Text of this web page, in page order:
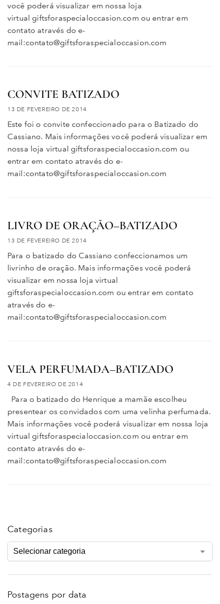
você poderá visualizar em nossa loja
virtual giftsforaspecialoccasion.com ou entrar em
contato através do e-
mail:contato@giftsforaspecialoccasion.com
CONVITE BATIZADO
13 DE FEVEREIRO DE 2014
Este foi o convite confeccionado para o Batizado do
Cassiano. Mais informações você poderá visualizar em
nossa loja virtual giftsforaspecialoccasion.com ou
entrar em contato através do e-
mail:contato@giftsforaspecialoccasion.com
LIVRO DE ORAÇÃO–BATIZADO
13 DE FEVEREIRO DE 2014
Para o batizado do Cassiano confeccionamos um
livrinho de oração. Mais informações você poderá
visualizar em nossa loja virtual
giftsforaspecialoccasion.com ou entrar em contato
através do e-
mail:contato@giftsforaspecialoccasion.com
VELA PERFUMADA–BATIZADO
4 DE FEVEREIRO DE 2014
Para o batizado do Henrique a mamãe escolheu
presentear os convidados com uma velinha perfumada.
Mais informações você poderá visualizar em nossa loja
virtual giftsforaspecialoccasion.com ou entrar em
contato através do e-
mail:contato@giftsforaspecialoccasion.com
Categorias
Postagens por data